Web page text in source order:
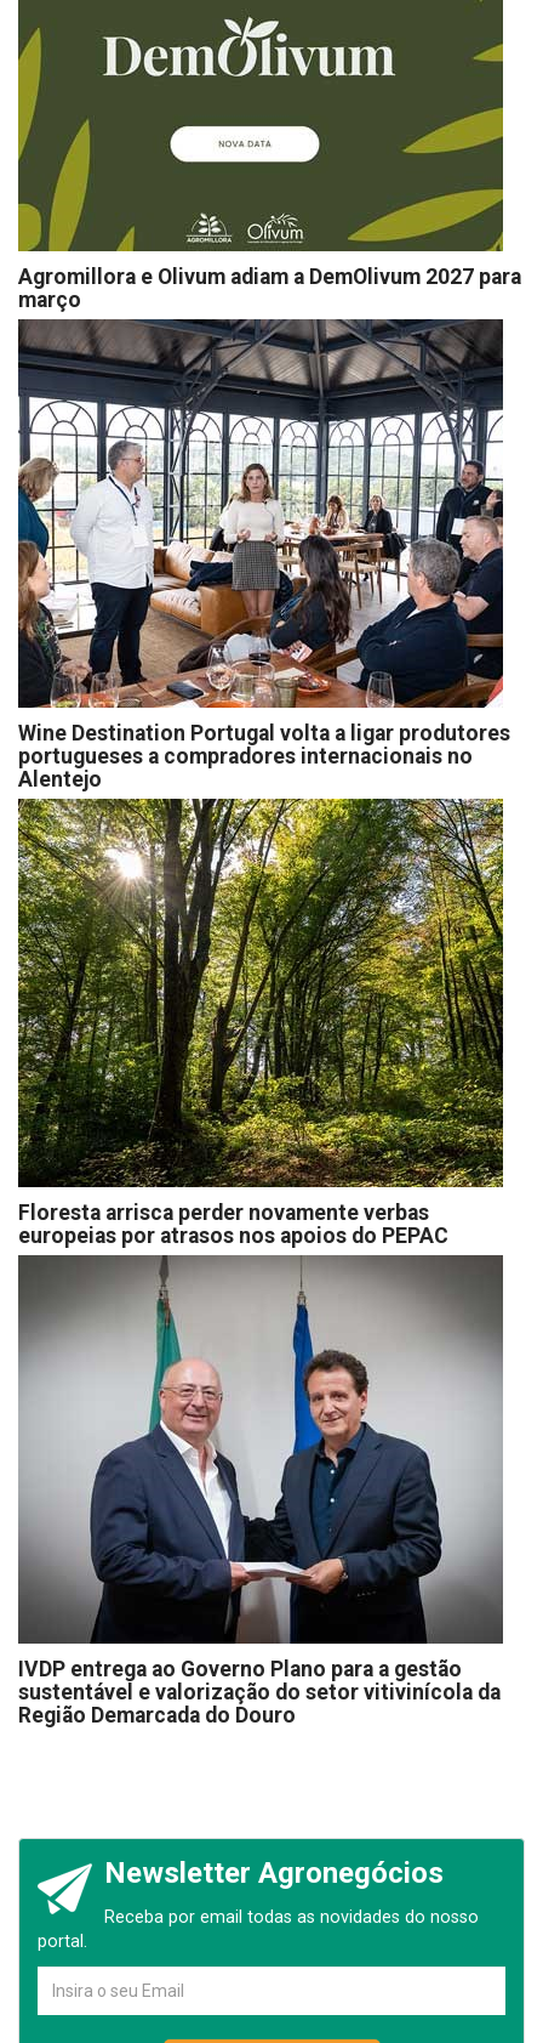
Agromillora e Olivum adiam a DemOlivum 2027 para
março
Wine Destination Portugal volta a ligar produtores
portugueses a compradores internacionais no
Alentejo
Floresta arrisca perder novamente verbas
europeias por atrasos nos apoios do PEPAC
IVDP entrega ao Governo Plano para a gestão
sustentável e valorização do setor vitivinícola da
Região Demarcada do Douro
Newsletter Agronegócios
Receba por email todas as novidades do nosso
portal.